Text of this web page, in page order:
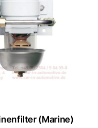
(Marine)